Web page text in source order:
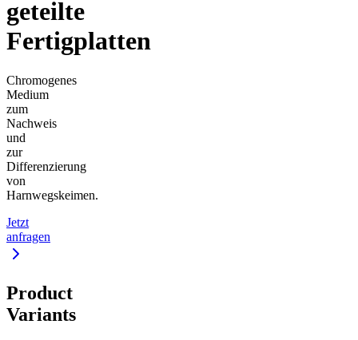
geteilte
Fertigplatten
Chromogenes
Medium
zum
Nachweis
und
zur
Differenzierung
von
Harnwegskeimen.
Jetzt
anfragen
Product
Variants